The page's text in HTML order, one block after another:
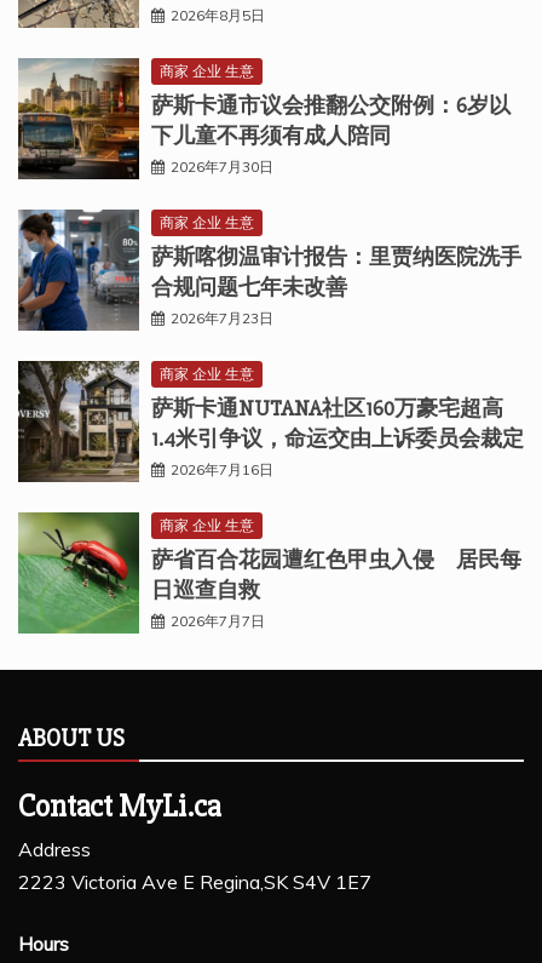
2026年8月5日
商家 企业 生意
萨斯卡通市议会推翻公交附例：6岁以
下儿童不再须有成人陪同
2026年7月30日
商家 企业 生意
萨斯喀彻温审计报告：里贾纳医院洗手
合规问题七年未改善
2026年7月23日
商家 企业 生意
萨斯卡通NUTANA社区160万豪宅超高
1.4米引争议，命运交由上诉委员会裁定
2026年7月16日
商家 企业 生意
萨省百合花园遭红色甲虫入侵 居民每
日巡查自救
2026年7月7日
ABOUT US
Contact MyLi.ca
Address
2223 Victoria Ave E Regina,SK S4V 1E7
Hours